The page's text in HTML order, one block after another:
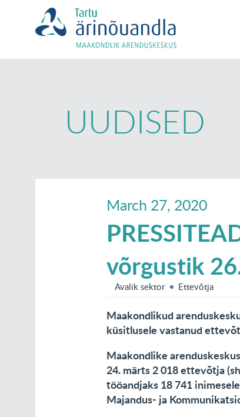
UUDISED
March 27, 2020
võrgustik
Avalik sektor Ettevõtja
Maakondlikud
küsitlusele vastanud
Maakondlike
24. märts 2 018 ettevõtja
tööandjaks 18 741
Majandus- ja